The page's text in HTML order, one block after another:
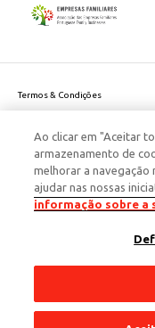
Termos & Condições
Politica de Cookies
Política de Privacidade Dados
Responsabilidade Social
Este site é protegido pelo
da
Ao clicar em "Aceitar
armazenamento de
melhorar a navegação
ajudar nas nossas
informação sobre a